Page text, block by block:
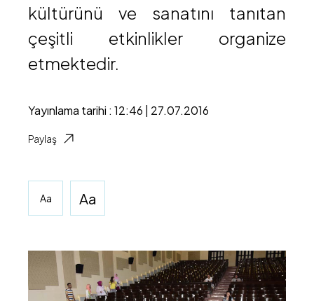
kültürünü ve sanatını tanıtan
çeşitli etkinlikler organize
etmektedir.
Yayınlama tarihi : 12:46 | 27.07.2016
Paylaş
Aa Aa